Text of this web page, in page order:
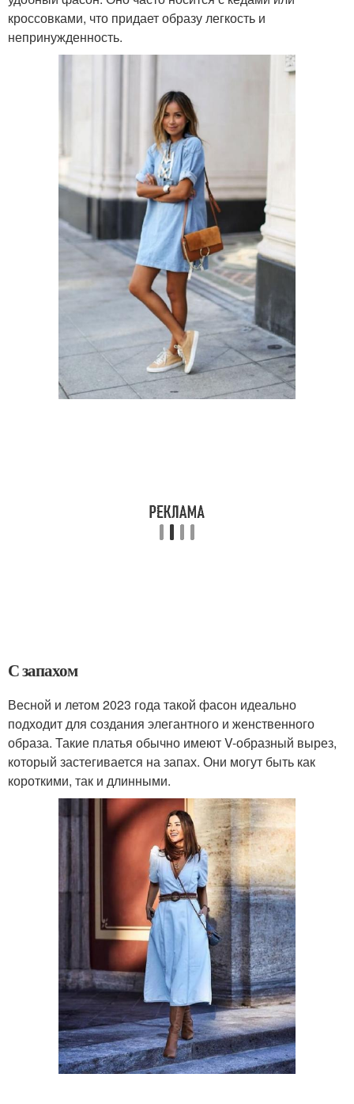
кроссовками, что придает образу легкость и
непринужденность.
С запахом
Весной и летом 2023 года такой фасон идеально
подходит для создания элегантного и женственного
образа. Такие платья обычно имеют V-образный вырез,
который застегивается на запах. Они могут быть как
короткими, так и длинными.